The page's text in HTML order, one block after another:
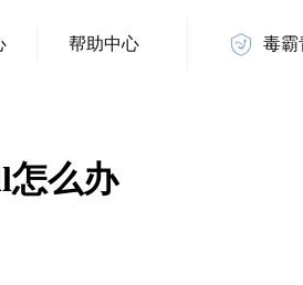
帮助中心 毒霸
怎么办